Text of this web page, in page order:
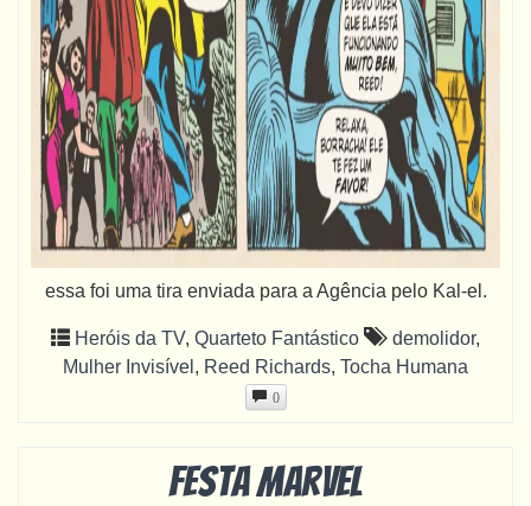
essa foi uma tira enviada para a Agência pelo Kal-el.
Heróis da TV, Quarteto Fantástico demolidor,
Mulher Invisível , Reed Richards, Tocha Humana
0
Festa Marvel